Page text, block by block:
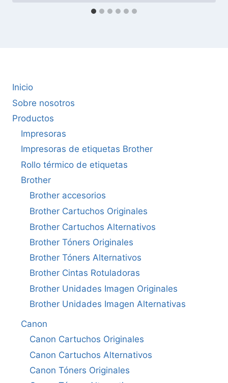
Inicio
Sobre nosotros
Productos
Impresoras
Impresoras de etiquetas Brother
Rollo térmico de etiquetas
Brother
Brother accesorios
Brother Cartuchos Originales
Brother Cartuchos Alternativos
Brother Tóners Originales
Brother Tóners Alternativos
Brother Cintas Rotuladoras
Brother Unidades Imagen Originales
Brother Unidades Imagen Alternativas
Canon
Canon Cartuchos Originales
Canon Cartuchos Alternativos
Canon Tóners Originales